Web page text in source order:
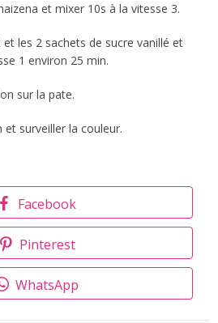
et mixer 10s à la vitesse 3.
les 2 sachets de sucre vanillé et
1 environ 25 min.
sur la pate.
surveiller la couleur.
Facebook
Pinterest
WhatsApp